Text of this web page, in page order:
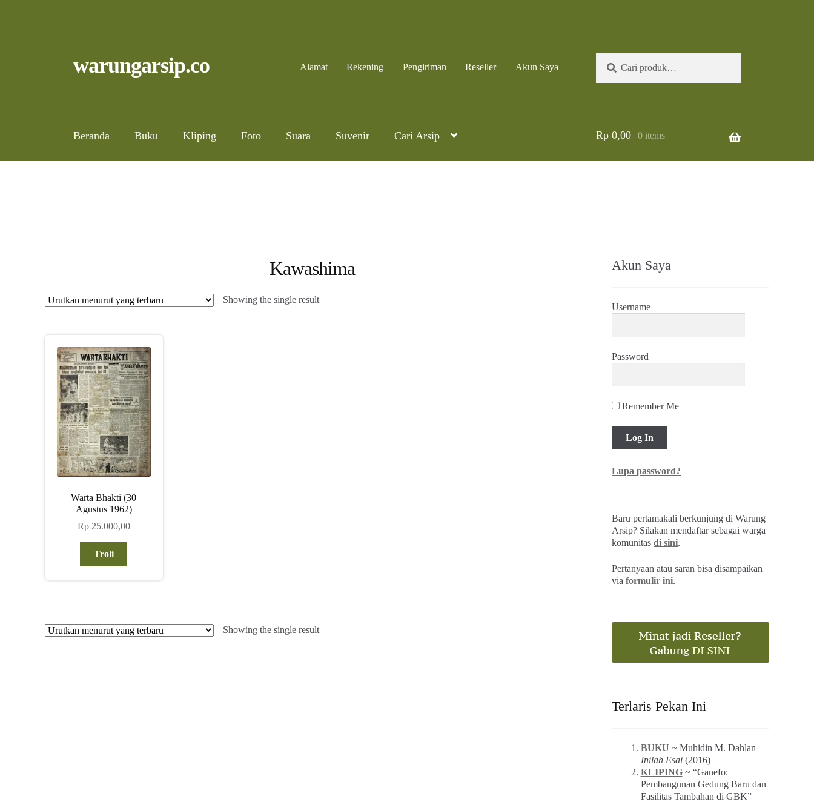
to
to
warungarsip.co Alamat Rekening Pengiriman Reseller Akun Saya
untuk:
Beranda Buku Kliping Foto Suara Suvenir Cari Arsip Rp0,00 0 items
Kawashima
Showing the single result
Warta Bhakti (30
Agustus 1962)
Rp25.000,00
Troli
Showing the single result
Akun Saya
Username
Password
Remember Me
Lupa password?
Baru pertamakali berkunjung di Warung
Arsip? Silakan mendaftar sebagai warga
komunitasdi sini.
Pertanyaan atau saran bisa disampaikan
viaformulir ini.
Terlaris Pekan Ini
BUKU ~ Muhidin M. Dahlan –
Inilah Esai(2016)
KLIPING~ “Ganefo:
Pembangunan Gedung Baru dan
Fasilitas Tambahan di GBK”